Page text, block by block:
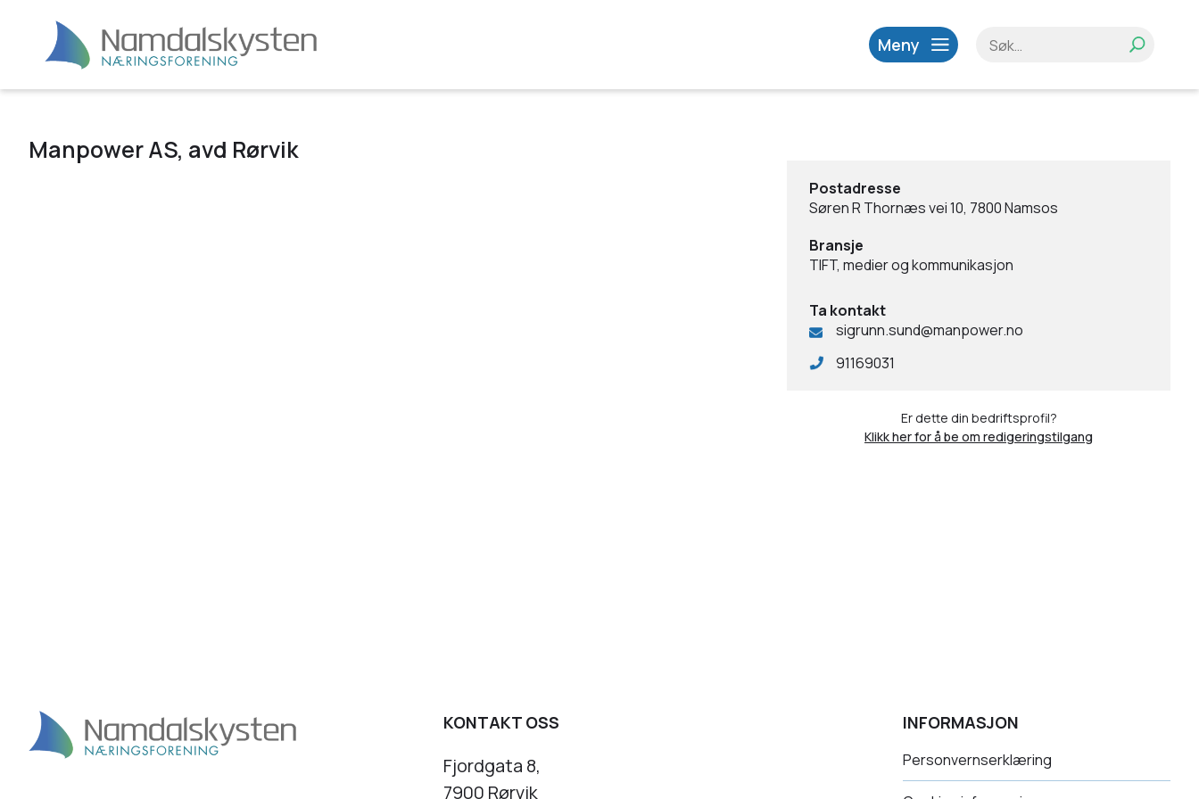
Meny
Manpower AS, avd Rørvik
Postadresse
Søren R Thornæs vei 10, 7800 Namsos
Bransje
TIFT, medier og kommunikasjon
Ta kontakt
sigrunn.sund@manpower.no
91169031
Er dette din bedriftsprofil?
Klikk her for å be om redigeringstilgang
KONTAKT OSS
Fjordgata 8,
7900 Rørvik
INFORMASJON
Personvernserklæring